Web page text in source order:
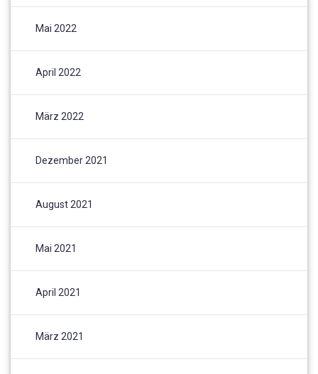
Mai 2022
April 2022
März 2022
Dezember 2021
August 2021
Mai 2021
April 2021
März 2021